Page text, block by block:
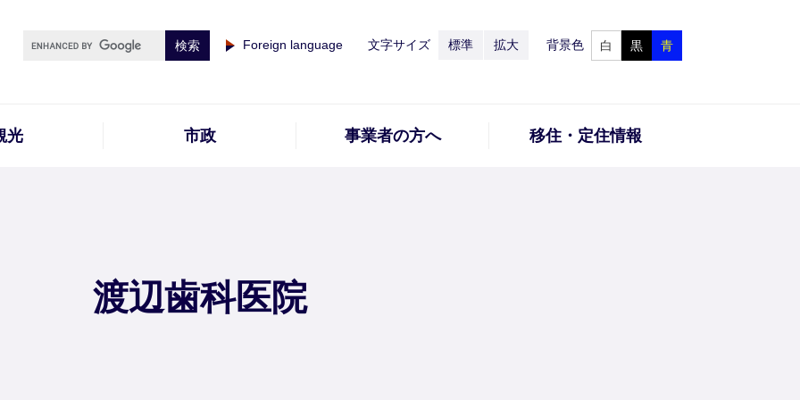
Foreign language 文字サイズ 標準 拡大 背景色 白 黒 青
光 市政 事業者の方へ 移住・定住情報
渡辺歯科医院